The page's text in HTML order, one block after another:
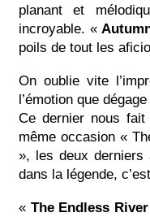
planant et
incroyable. «
poils de tout les
On oublie vite
l’émotion que
Ce dernier nous
même occasion «
», les deux derniers
dans la légende,
« The Endless River